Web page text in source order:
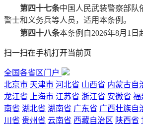
第四十七条中国人民武装警察部队
警士和义务兵等人员，适用本条例。
第四十八条本条例自2026年8月1日
扫一扫在手机打开当前页
全国各省区门户
北京市 天津市 河北省 山西省 内蒙古自
龙江省
上海市 江苏省 浙江省 安徽省 福
南省 湖北省 湖南省 广东省 广西壮族自
川省 贵州省 云南省 西藏自治区 陕西省